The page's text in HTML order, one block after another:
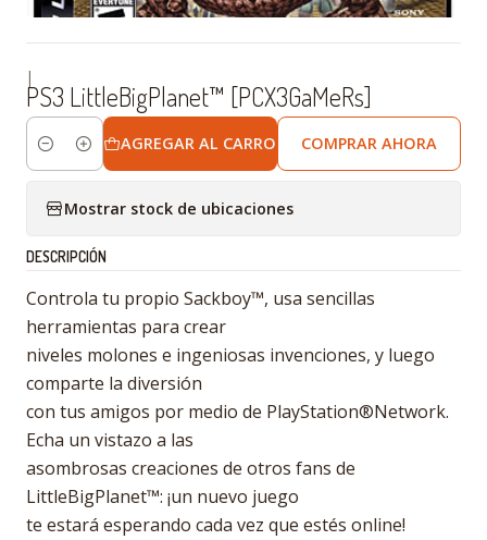
|
PS3 LittleBigPlanet™ [PCX3GaMeRs]
Cantidad
AGREGAR AL CARRO COMPRAR AHORA
Mostrar stock de ubicaciones
DESCRIPCIÓN
Controla tu propio Sackboy™, usa sencillas
herramientas para crear
niveles molones e ingeniosas invenciones, y luego
comparte la diversión
con tus amigos por medio de PlayStation®Network.
Echa un vistazo a las
asombrosas creaciones de otros fans de
LittleBigPlanet™: ¡un nuevo juego
te estará esperando cada vez que estés online!